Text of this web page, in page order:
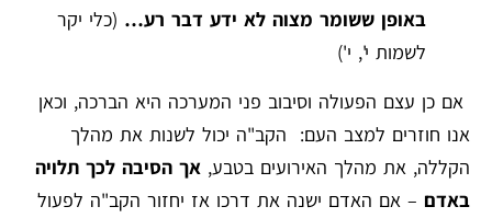
באופן ששומר מצוה לא ידע דבר רע… (כלי יקר
לשמות י', י')
אם כן עצם הפעולה וסיבוב פני המערכה היא הברכה, וכאן
אנו חוזרים למצב העם: הקב"ה יכול לשנות את מהלך
הקללה, את מהלך האירועים בטבע, אך הסיבה לכך תלויה
באדם – אם האדם ישנה את דרכו אז יחזור הקב"ה לפעול